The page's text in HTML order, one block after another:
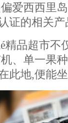
爱西西里
证的相关产
精品超市不
、单一果
此地,便能